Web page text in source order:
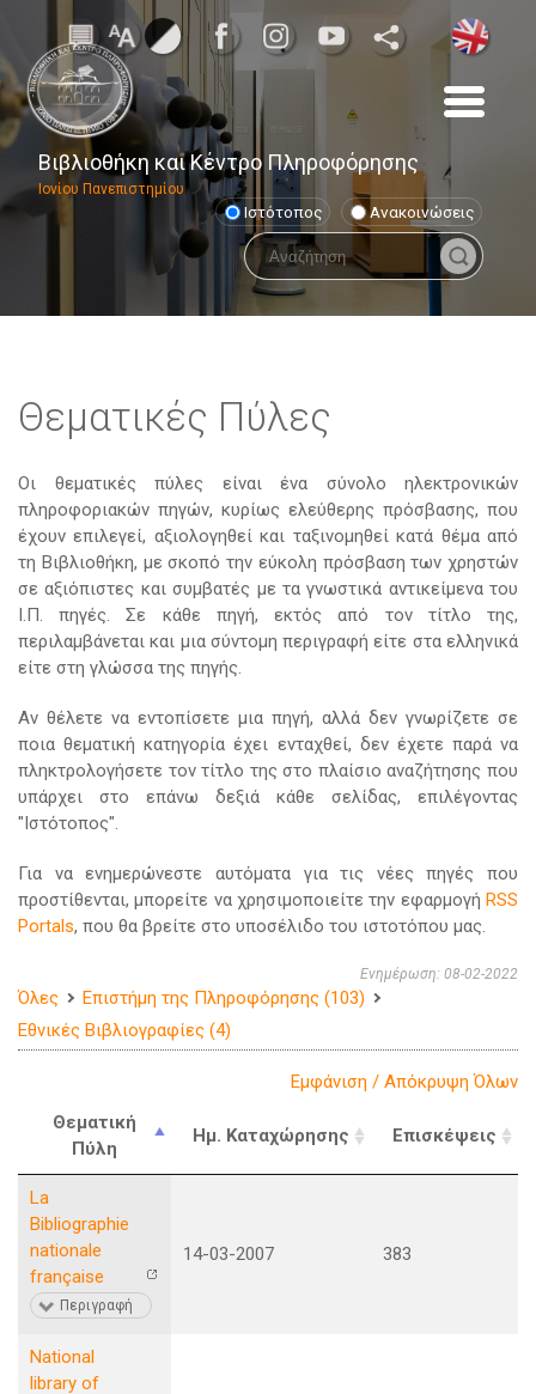
Βιβλιοθήκη και Κέντρο Πληροφόρησης
Ιονίου Πανεπιστημίου
Ιστότοπος Ανακοινώσεις
Θεματικές Πύλες
Οι θεματικές πύλες είναι ένα σύνολο ηλεκτρονικών
πληροφοριακών πηγών, κυρίως ελεύθερης πρόσβασης, που
έχουν επιλεγεί, αξιολογηθεί και ταξινομηθεί κατά θέμα από
τη Βιβλιοθήκη, με σκοπό την εύκολη πρόσβαση των χρηστών
σε αξιόπιστες και συμβατές με τα γνωστικά αντικείμενα του
Ι.Π. πηγές. Σε κάθε πηγή, εκτός από τον τίτλο της,
περιλαμβάνεται και μια σύντομη περιγραφή είτε στα ελληνικά
είτε στη γλώσσα της πηγής.
Αν θέλετε να εντοπίσετε μια πηγή, αλλά δεν γνωρίζετε σε
ποια θεματική κατηγορία έχει ενταχθεί, δεν έχετε παρά να
πληκτρολογήσετε τον τίτλο της στο πλαίσιο αναζήτησης που
υπάρχει στο επάνω δεξιά κάθε σελίδας, επιλέγοντας
"Ιστότοπος".
Για να ενημερώνεστε αυτόματα για τις νέες πηγές που
προστίθενται, μπορείτε να χρησιμοποιείτε την εφαρμογή RSS
Portals, που θα βρείτε στο υποσέλιδο του ιστοτόπου μας.
Ενημέρωση: 08-02-2022
Όλες
Επιστήμη της Πληροφόρησης (103)
Εθνικές Βιβλιογραφίες (4)
Εμφάνιση / Απόκρυψη Όλων
Θεματική
Πύλη
Ημ. Καταχώρησης Επισκέψεις
La
Bibliographie
nationale
française
Περιγραφή
14-03-2007 383
National
library of